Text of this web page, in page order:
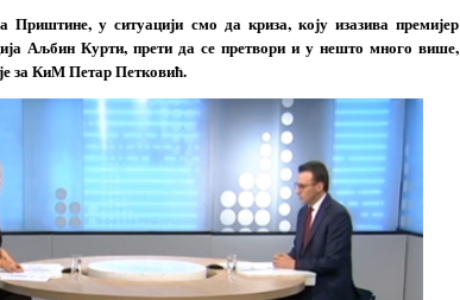
Приштине, у ситуацији смо да криза, коју изазива премијер
Аљбин Курти, прети да се претвори и у нешто много више,
за КиМ Петар Петковић.